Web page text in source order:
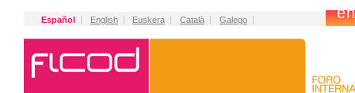
Español English Euskera Català Galego